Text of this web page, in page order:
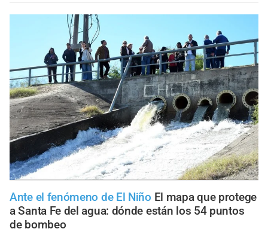
Ante el fenómeno de El Niño El mapa que protege
a Santa Fe del agua: dónde están los 54 puntos
de bombeo